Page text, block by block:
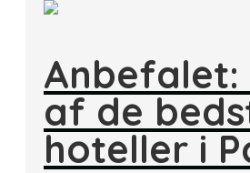
Anbefalet:
af de
hoteller i